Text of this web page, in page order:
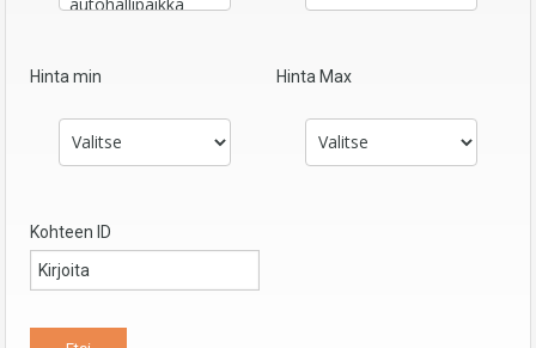
Hinta min Hinta Max
Kohteen ID